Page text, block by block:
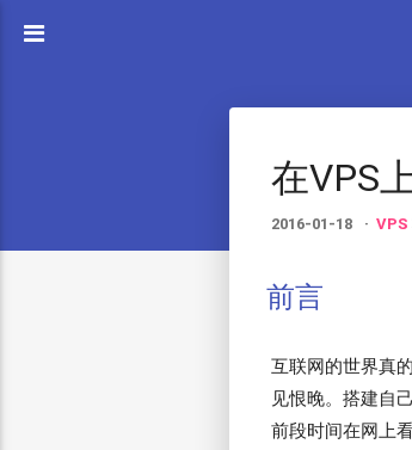
在VPS
2016-01-18 VPS
前言
互联网的世界真
见恨晚。搭建自
前段时间在网上